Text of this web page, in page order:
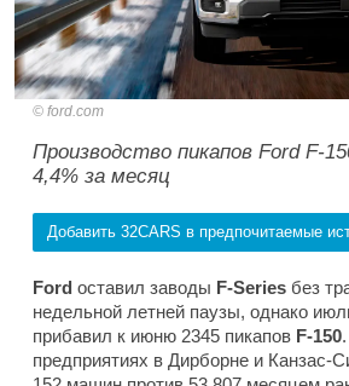
ford.com
Производство пикапов Ford F-
4,4% за месяц
Добавить 32CARS в предпочитаемые
Ford оставил заводы F-Series без
недельной летней паузы, однако
прибавил к июню 2345 пикапов F-150
предприятиях в Дирборне и Канзас-